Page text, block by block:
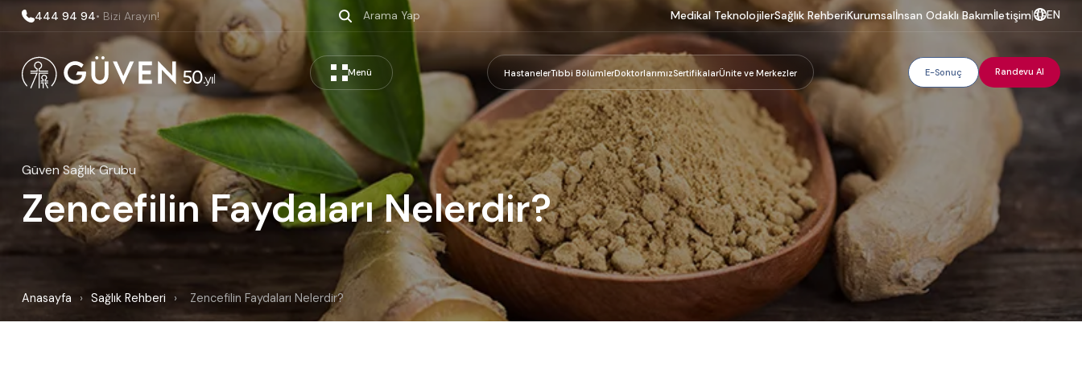
444 94 94• Bizi Arayın! Medikal TeknolojilerSağlık RehberiKurumsalİnsan Odaklı Bakımİletişim| EN
Menü HastanelerTıbbi BölümlerDoktorlarımızSertifikalarÜnite ve Merkezler E-Sonuç Randevu Al
Güven Sağlık Grubu
Zencefilin Faydaları Nelerdir?
Anasayfa › Sağlık Rehberi › Zencefilin Faydaları Nelerdir?